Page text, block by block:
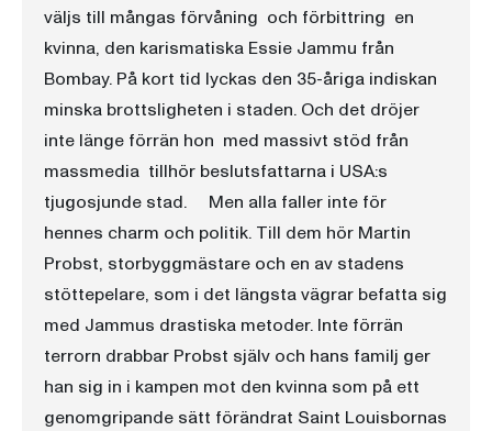
väljs till mångas förvåning  och förbittring  en
kvinna, den karismatiska Essie Jammu från
Bombay. På kort tid lyckas den 35-åriga indiskan
minska brottsligheten i staden. Och det dröjer
inte länge förrän hon  med massivt stöd från
massmedia  tillhör beslutsfattarna i USA:s
tjugosjunde stad. Men alla faller inte för
hennes charm och politik. Till dem hör Martin
Probst, storbyggmästare och en av stadens
stöttepelare, som i det längsta vägrar befatta sig
med Jammus drastiska metoder. Inte förrän
terrorn drabbar Probst själv och hans familj ger
han sig in i kampen mot den kvinna som på ett
genomgripande sätt förändrat Saint Louisbornas